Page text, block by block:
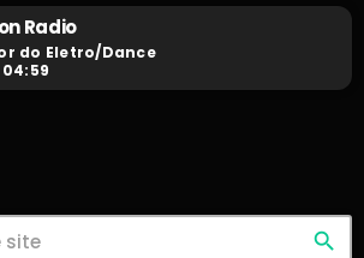
Radio
do Eletro/Dance
search